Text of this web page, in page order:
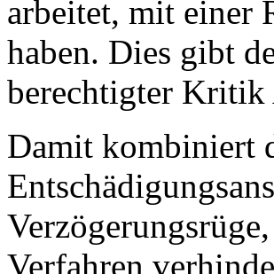
arbeitet, mit einer
haben. Dies gibt
berechtigter Kritik
Damit kombiniert
Verfahren